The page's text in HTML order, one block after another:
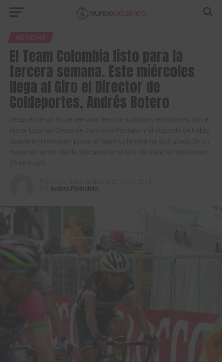
NOTICIAS
El Team Colombia listo para la
tercera semana. Este miércoles
llega al Giro el Director de
Coldeportes, Andrés Botero
Andres Piedrahita